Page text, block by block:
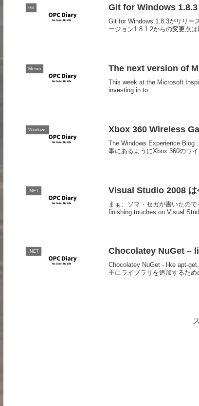
Git Git for Windows 1.8.3
Git for Windows.1.8.3がリリー
ージョン1.8.1.2からの変更点
Memo The next version of
This week at the Microsoft
investing in to...
Windows Xbox 360 Wireless
The Windows Experience Blog
事にあるようにXbox 360のワ
.NET Visual Studio 2008 は
まぁ、ソマ・セガが書いたの
finishing touches on Visual
.NET Chocolatey NuGet –
Chocolatey NuGet - like apt-
主にライブラリを追加するた